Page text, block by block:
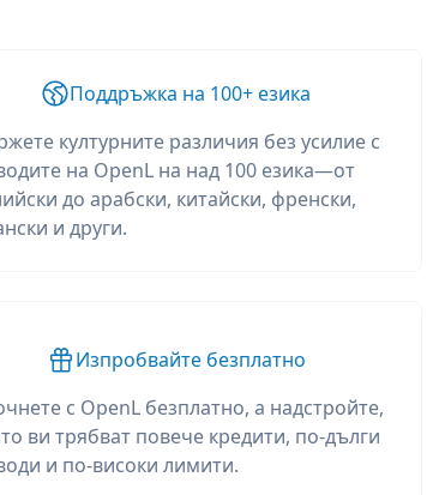
Поддръжка на 100+ езика
културните различия без усилие с
на OpenL на над 100 езика—от
до арабски, китайски, френски,
и други.
Изпробвайте безплатно
с OpenL безплатно, а надстройте,
ви трябват повече кредити, по-дълги
и по-високи лимити.